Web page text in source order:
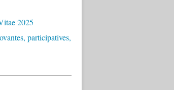
2025
participatives,